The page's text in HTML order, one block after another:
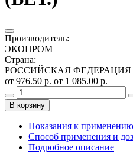
Производитель:
ЭКОПРОМ
Страна:
РОССИЙСКАЯ ФЕДЕРАЦИЯ
от 976.50 р. от 1 085.00 р.
В корзину
Показания к применению
Способ применения и
Подробное описание